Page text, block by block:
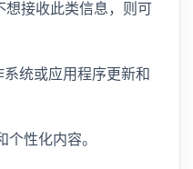
想接收此类信息，则可
统或应用程序更新和
性化内容。